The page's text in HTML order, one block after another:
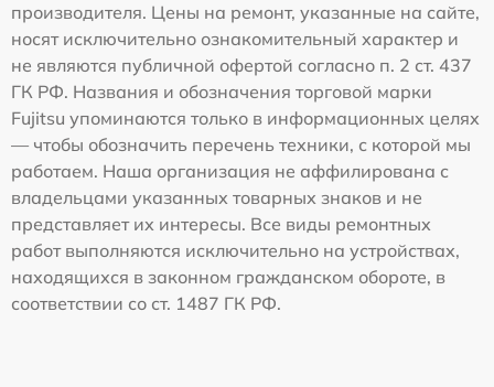
производителя. Цены на ремонт, указанные на сайте,
носят исключительно ознакомительный характер и
не являются публичной офертой согласно п. 2 ст. 437
ГК РФ. Названия и обозначения торговой марки
Fujitsu упоминаются только в информационных целях
— чтобы обозначить перечень техники, с которой мы
работаем. Наша организация не аффилирована с
владельцами указанных товарных знаков и не
представляет их интересы. Все виды ремонтных
работ выполняются исключительно на устройствах,
находящихся в законном гражданском обороте, в
соответствии со ст. 1487 ГК РФ.